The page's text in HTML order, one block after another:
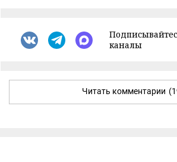
каналы
Читать комментарии